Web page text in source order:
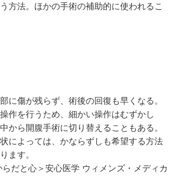
方法。ほかの手術の補助的に使われるこ
に傷が残らず、術後の回復も早くなる。
作を行うため、細かい操作はむずかし
から開腹手術に切り替えることもある。
によっては、かならずしも希望する方法
ます。
だと心＞安心医学 ウィメンズ・メディカ